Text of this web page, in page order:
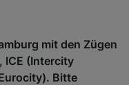
mit den Zügen
ICE (Intercity
Bitte